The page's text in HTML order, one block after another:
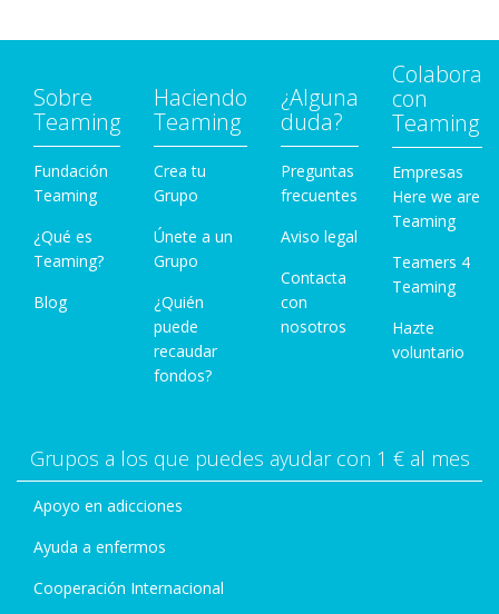
Sobre
Teaming
Fundación
Teaming
¿Qué es
Teaming?
Blog
Haciendo
Teaming
Crea tu
Grupo
Únete a un
Grupo
¿Quién
puede
recaudar
fondos?
¿Alguna
duda?
Preguntas
frecuentes
Aviso legal
Contacta
con
nosotros
Colabora
con
Teaming
Empresas
Here we are
Teaming
Teamers 4
Teaming
Hazte
voluntario
Grupos a los que puedes ayudar con 1 € al mes
Apoyo en adicciones
Ayuda a enfermos
Cooperación Internacional